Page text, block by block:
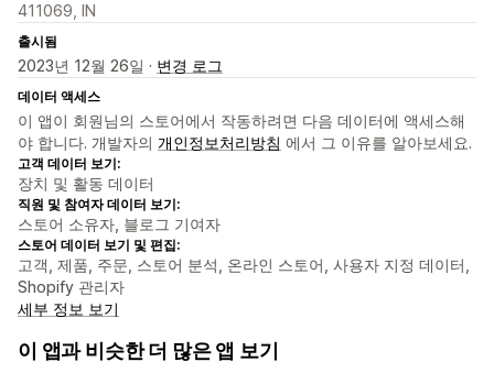
411069, IN
출시됨
2023년 12월 26일 · 변경 로그
데이터 액세스
이 앱이 회원님의 스토어에서 작동하려면 다음 데이터에 액세스해
야 합니다. 개발자의 개인정보처리방침 에서 그 이유를 알아보세요.
고객 데이터 보기:
장치 및 활동 데이터
직원 및 참여자 데이터 보기:
스토어 소유자, 블로그 기여자
스토어 데이터 보기 및 편집:
고객, 제품, 주문, 스토어 분석, 온라인 스토어, 사용자 지정 데이터,
Shopify 관리자
세부 정보 보기
이 앱과 비슷한 더 많은 앱 보기